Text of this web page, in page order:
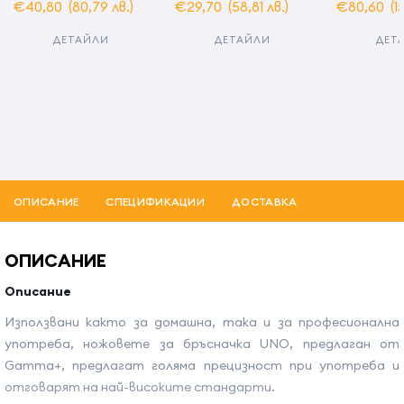
€40,80 (80,79 лв.)
ДЕТАЙЛИ
€29,70 (58,81 лв.)
ДЕТАЙЛИ
€80,60
ОПИСАНИЕ СПЕЦИФИКАЦИИ ДОСТАВКА
ОПИСАНИЕ
Описание
Използвани както за домашна, така и за професионална
употреба, ножовете за бръсначка UNO, предлаган от
Gamma+, предлагат голяма прецизност при употреба и
отговарят на най-високите стандарти.